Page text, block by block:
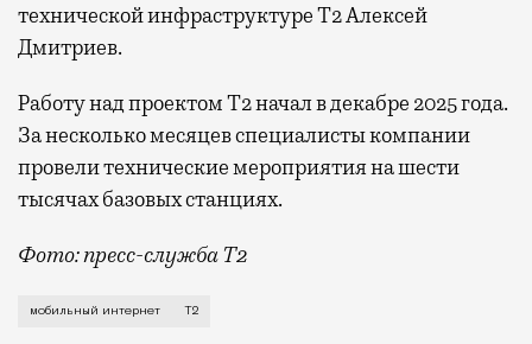
технической инфраструктуре Т2 Алексей
Дмитриев.
Работу над проектом Т2 начал в декабре 2025 года.
За несколько месяцев специалисты компании
провели технические мероприятия на шести
тысячах базовых станциях.
Фото: пресс-служба Т2
Мобильный оператор Т2 завершил работы по
мобильный интернет Т2